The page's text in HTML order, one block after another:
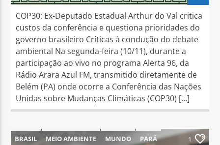
COP30: Ex-Deputado Estadual Arthur do Val critica
custos da conferência e questiona prioridades do
governo brasileiro Críticas à condução do debate
ambiental Na segunda-feira (10/11), durante a
participação ao vivo no programa Alerta 96, da
Rádio Arara Azul FM, transmitido diretamente de
Belém (PA) onde ocorre a Conferência das Nações
Unidas sobre Mudanças Climáticas (COP30) […]
BRASIL MEIO AMBIENTE MUNDO
PARÁ
1